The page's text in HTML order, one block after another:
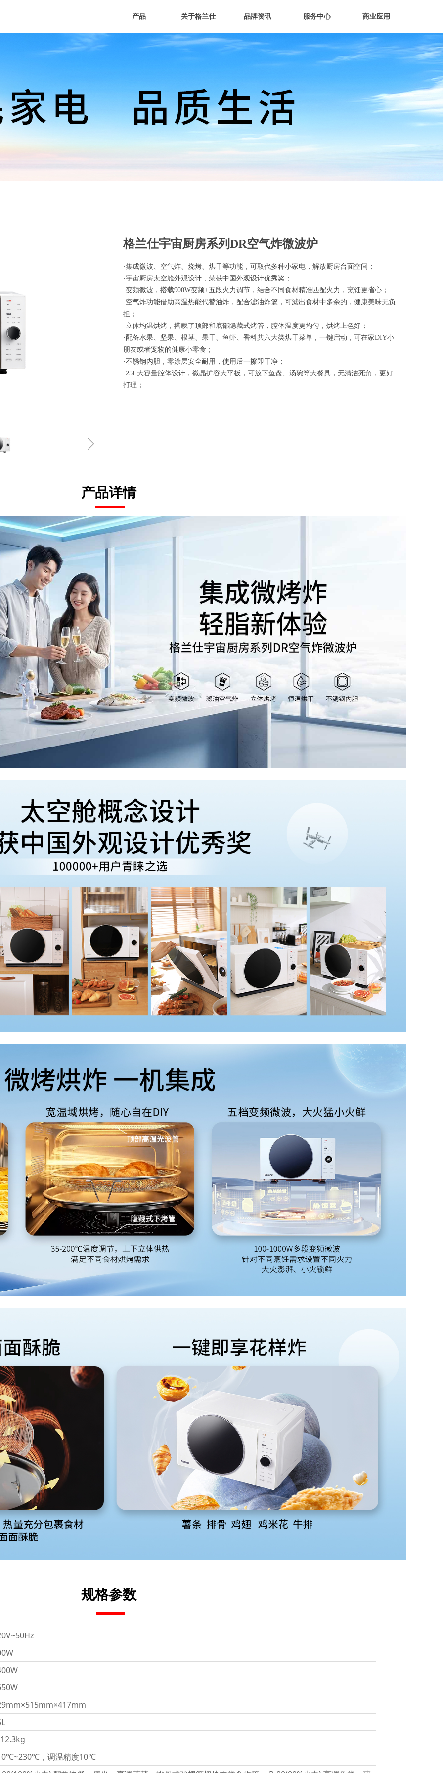
产品 关于格兰仕 品牌资讯 服务中心 商业应用
格兰仕宇宙厨房系列DR空气炸微波炉
产品详情
·集成微波、空气炸、烧烤、烘干等功能，可取代多种小家电，解放厨房台面空间；
·宇宙厨房太空舱外观设计，荣获中国外观设计优秀奖；
·变频微波，搭载900W变频+五段火力调节，结合不同食材精准匹配火力，烹饪更省心；
·空气炸功能借助高温热能代替油炸，配合滤油炸篮，可滤出食材中多余的，健康美味无负
担；
·立体均温烘烤，搭载了顶部和底部隐藏式烤管，腔体温度更均匀，烘烤上色好；
·配备水果、坚果、根茎、果干、鱼虾、香料共六大类烘干菜单，一键启动，可在家DIY小
朋友或者宠物的健康小零食；
·不锈钢内胆，零涂层安全耐用，使用后一擦即干净；
·25L大容量腔体设计，微晶扩容大平板，可放下鱼盘、汤碗等大餐具，无清洁死角，更好
打理；
，调温精度10℃
规格参数
ꁇ